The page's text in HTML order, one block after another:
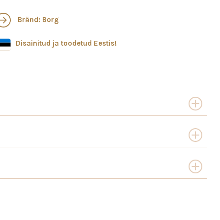
Bränd: Borg
Disainitud ja toodetud Eestis!